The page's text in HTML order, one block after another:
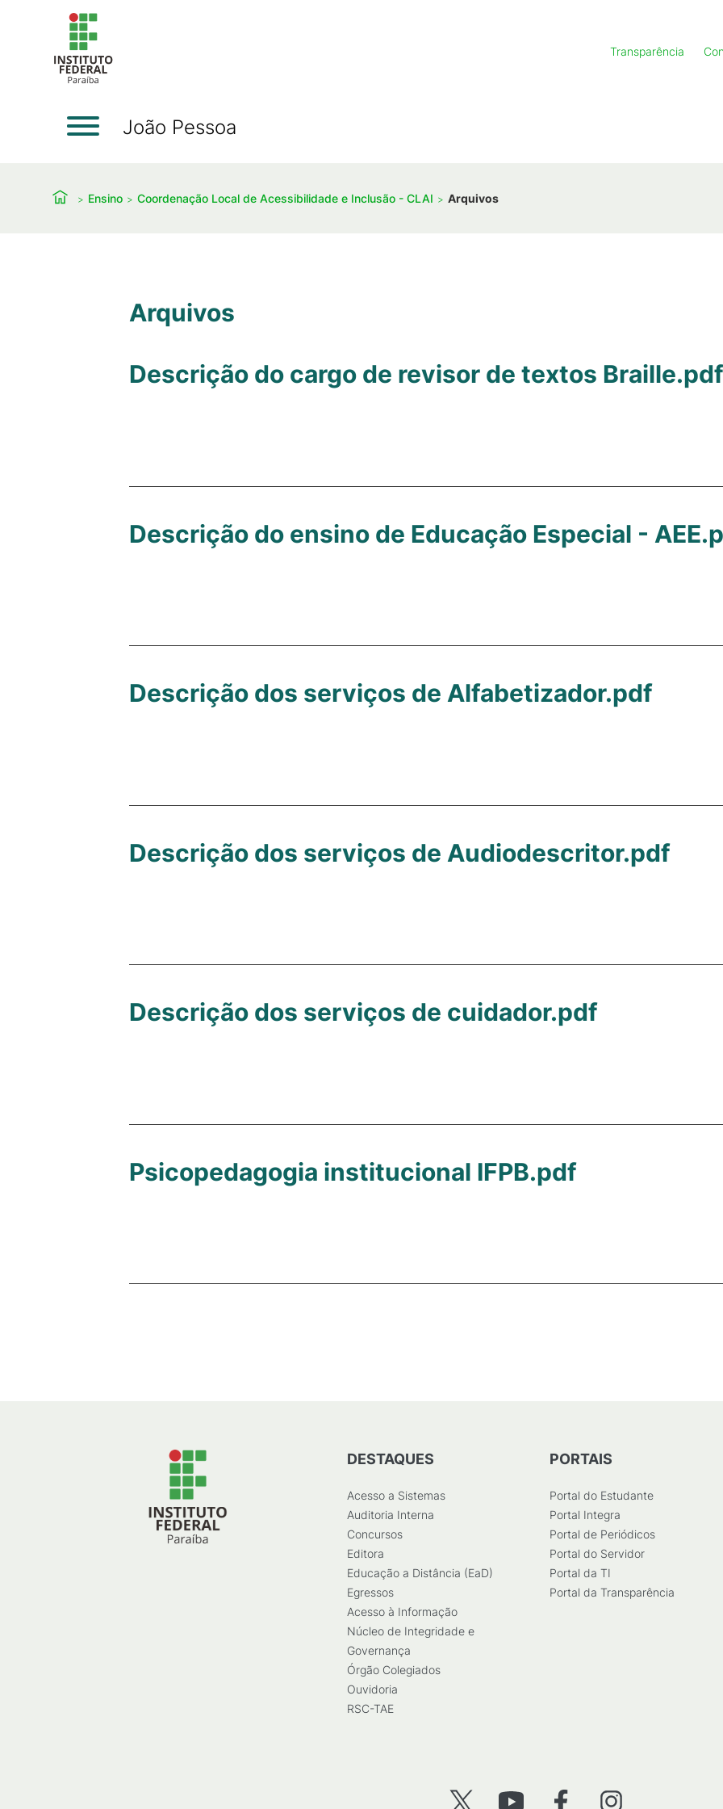
Transparência
João Pessoa
Ensino Coordenação Local de Acessibilidade e Inclusão - CLAI Arquivos
Arquivos
Descrição do cargo de revisor de textos Braille.pdf
Descrição do ensino de Educação Especial -
Descrição dos serviços de Alfabetizador.pdf
Descrição dos serviços de Audiodescritor.pdf
Descrição dos serviços de cuidador.pdf
Psicopedagogia institucional IFPB.pdf
DESTAQUES
Acesso a Sistemas
Auditoria Interna
Concursos
Editora
Educação a Distância (EaD)
Egressos
Acesso à Informação
Núcleo de Integridade e
Governança
Órgão Colegiados
Ouvidoria
RSC-TAE
PORTAIS
Portal do Estudante
Portal Integra
Portal de Periódicos
Portal do Servidor
Portal da TI
Portal da Transparência